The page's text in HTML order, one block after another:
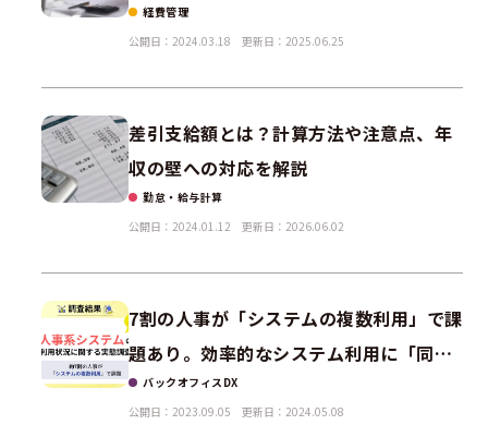
経費管理
公開日：2024.03.18
更新日：2025.06.25
差引支給額とは？計算方法や注意点、年
収の壁への対応を解説
勤怠・給与計算
公開日：2024.01.12
更新日：2026.06.02
7割の人事が「システムの複数利用」で課
題あり。効率的なシステム利用に「同一
ベンダー、同一データベース」が最適な
理由は？人事系システムの利用状況に関
バックオフィスDX
公開日：2023.09.05
更新日：2024.05.08